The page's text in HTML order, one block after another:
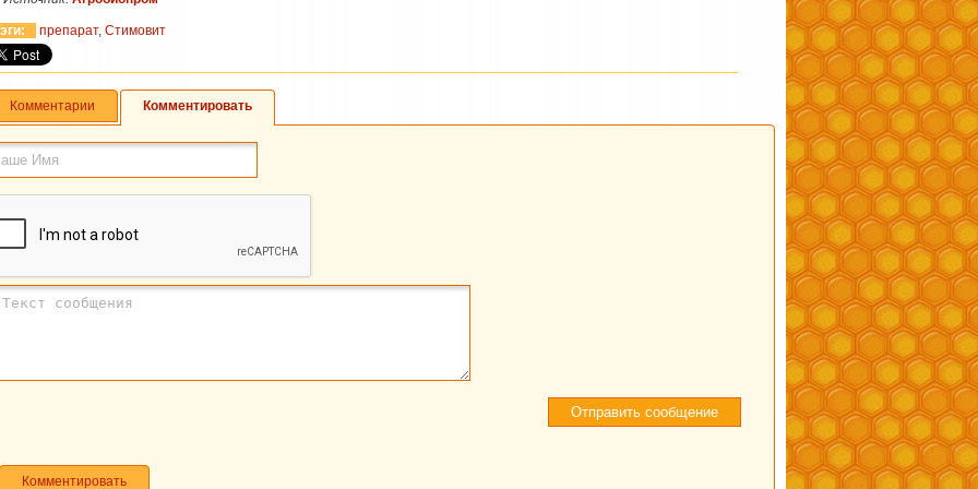
препарат, Стимовит
Комментарии Комментировать
Комментировать